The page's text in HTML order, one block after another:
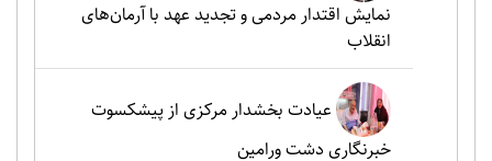
نمایش اقتدار مردمی و تجدید عهد با آرمان‌های
انقلاب
عیادت بخشدار مرکزی از پیشکسوت
خبرنگاری دشت ورامین